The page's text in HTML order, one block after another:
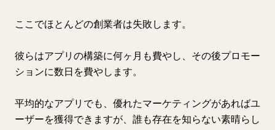
ここでほとんどの創業者は失敗します。
彼らはアプリの構築に何ヶ月も費やし、その後プロモー
ションに数日を費やします。
平均的なアプリでも、優れたマーケティングがあればユ
ーザーを獲得できますが、誰も存在を知らない素晴らし